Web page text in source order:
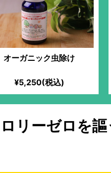
オーガニック虫除け
¥5,250(税込)
リーゼロを